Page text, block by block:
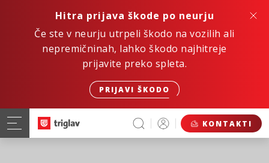
Hitra prijava škode po neurju
Če ste v neurju utrpeli škodo na vozilih ali
nepremičninah, lahko škodo najhitreje
prijavite preko spleta.
PRIJAVI ŠKODO
KONTAKTI